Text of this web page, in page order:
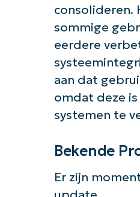
consolideren.
sommige
eerdere
aan dat
omdat deze
systemen te
Bekende
Er zijn